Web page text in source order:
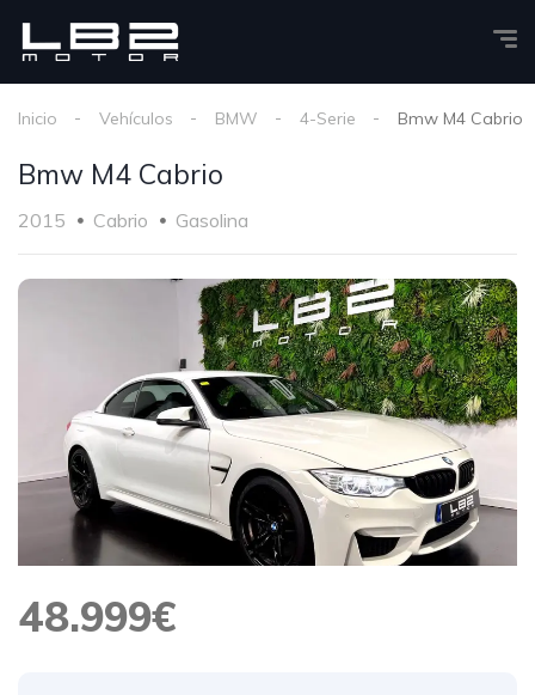
Inicio Vehículos BMW 4-Serie Bmw M4 Cabrio
Bmw M4 Cabrio
2015 Cabrio Gasolina
48.999€